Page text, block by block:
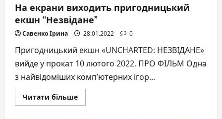
На екрани виходить пригодницький
екшн “Незвідане”
Савенко Ірина 28.01.2022 0
Пригодницький екшн «UNCHARTED: НЕЗВІДАНЕ»
вийде у прокат 10 лютого 2022. ПРО ФІЛЬМ Одна
з найвідоміших комп’ютерних ігор...
Читати більшеДокладніше
про